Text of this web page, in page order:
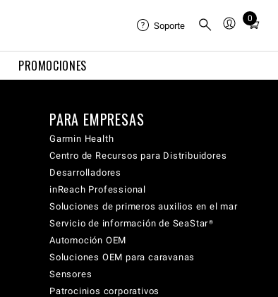
PROMOCIONES
Soporte
0
Total
in
PARA EMPRESAS
Garmin Health
Centro de Recursos para Distribuidores
Desarrolladores
inReach Professional
Soluciones de primeros auxilios en el mar
Servicio de información de SeaStar®
Automoción OEM
Soluciones OEM para caravanas
Sensores
Patrocinios corporativos